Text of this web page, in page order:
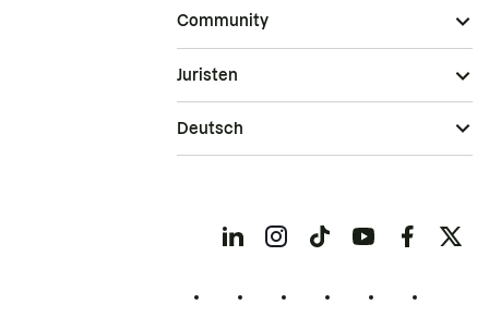
Community
Juristen
Deutsch